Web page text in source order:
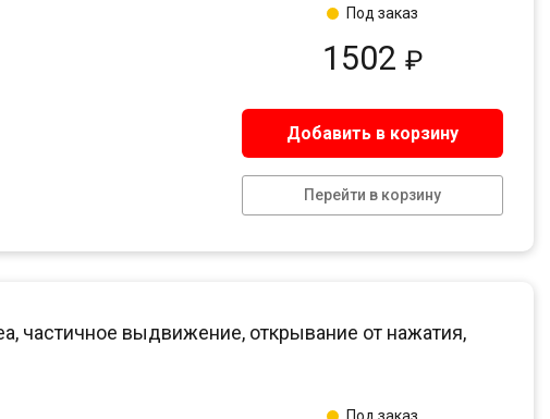
1502 ₽
Добавить в корзину
Перейти в корзину
Под заказ
частичное выдвижение, открывание от нажатия,